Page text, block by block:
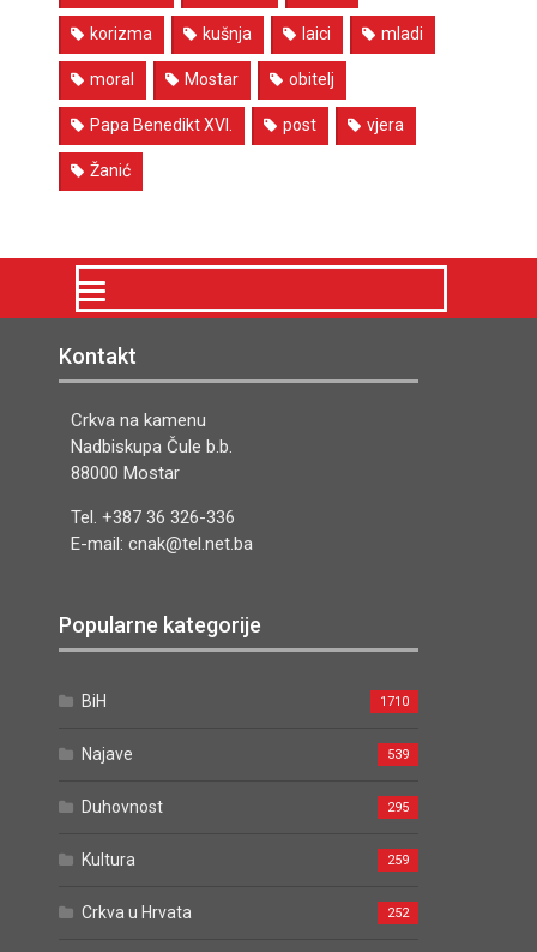
korizma kušnja laici mladi
moral Mostar obitelj
Papa Benedikt XVI. post vjera
Žanić
Kontakt
Crkva na kamenu
Nadbiskupa Čule b.b.
88000 Mostar
Tel. +387 36 326-336
E-mail: cnak@tel.net.ba
Popularne kategorije
BiH 1710
Najave 539
Duhovnost 295
Kultura 259
Crkva u Hrvata 252